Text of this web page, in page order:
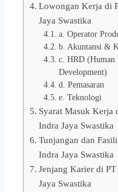
Lowongan Kerja di
Jaya Swastika
a. Operator
b. Akuntansi &
c. HRD (Human
Development)
d. Pemasaran
e. Teknologi
Syarat Masuk Kerja
Indra Jaya Swastika
Tunjangan dan
Indra Jaya Swastika
Jenjang Karier di
Jaya Swastika